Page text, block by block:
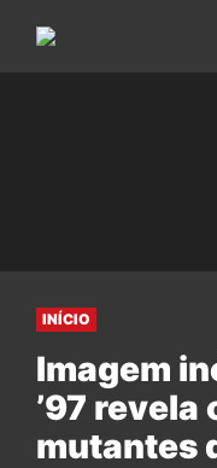
INÍCIO
Imagem
’97 revela
mutantes